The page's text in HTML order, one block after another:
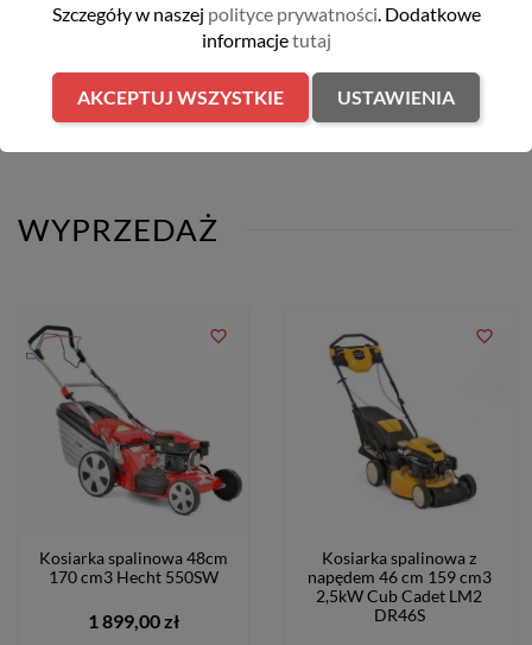
POWIADOM O DOSTĘPNOŚCI POWIADOM O DOSTĘPNOŚCI
WYPRZEDAŻ
Kosiarka spalinowa 48cm
170 cm3 Hecht 550SW
1 899,00 zł
favorite_border
Kosiarka spalinowa z
napędem 46 cm 159 cm3
2,5kW Cub Cadet LM2
DR46S
favorite_border
Szczegóły w naszej polityce prywatności . Dodatkowe
informacjetutaj
AKCEPTUJ WSZYSTKIE USTAWIENIA